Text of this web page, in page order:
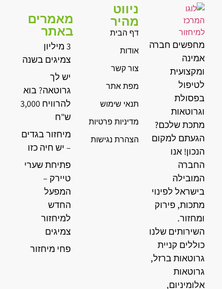
מחפשים חברה
אמינה
ומקצועית
לטיפול
בפסולת
וגרוטאות
מתכת שלכם?
הגעתם למקום
הנכון! אנו
החברה
המובילה
בישראל לפינוי
מתכות, פירוק
ומחזור.
השירותים שלנו
כוללים קניית
גרוטאות ברזל,
גרוטאות
אלומיניום,
ניווט
מהיר
דף הבית
אודות
צור קשר
מפת אתר
תנאי שימוש
מדיניות פרטיות
הצהרת נגישות
מאמרים
באתר
3 מיליון
צמיגים בשנה
יש לך
גרוטאה? בוא
להרוויח 3,000
ש"ח
מיחזור בגדים
– יש חיה כזו
פתיחת שערי
טיירק –
המפעל
החדש
למיחזור
צמיגים
פחי מיחזור